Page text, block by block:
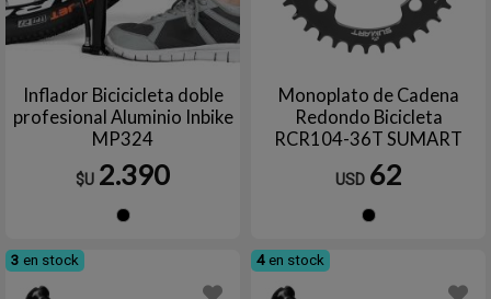
Inflador Bicicicleta doble
profesional Aluminio Inbike
MP324
$U 2.390
Monoplato de Cadena
Redondo Bicicleta
RCR104-36T SUMART
TOOLS
USD 62
3 en stock 4 en stock